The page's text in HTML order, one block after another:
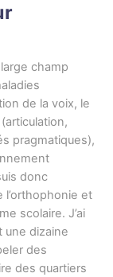
champ
de la voix, le
pragmatiques),
donc
l’orthophonie et
scolaire. J’ai
une dizaine
des
des quartiers